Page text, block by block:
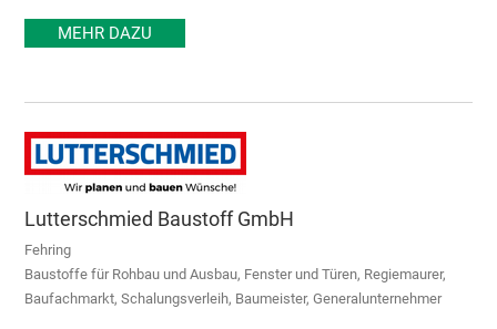
MEHR DAZU
Lutterschmied Baustoff GmbH
Fehring
Baustoffe für Rohbau und Ausbau, Fenster und Türen, Regiemaurer,
Baufachmarkt, Schalungsverleih, Baumeister, Generalunternehmer